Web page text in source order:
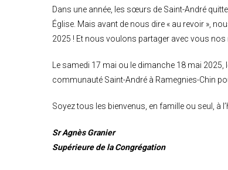
Dans une année, les sœurs de Saint-André
Église. Mais avant de nous dire « au revoir »,
2025 ! Et nous voulons partager avec vous
Le samedi 17 mai ou le dimanche 18 mai
communauté Saint-André à Ramegnies-Chin
Soyez tous les bienvenus, en famille ou seul, à
Sr Agnès Granier
Supérieure de la Congrégation